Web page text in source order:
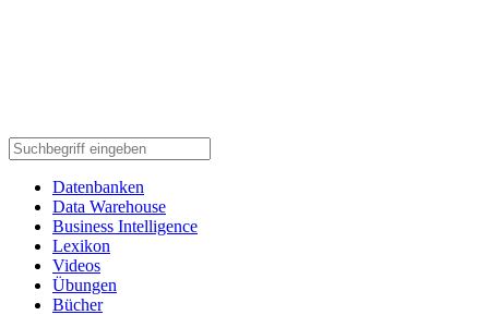
Datenbanken
Data Warehouse
Business Intelligence
Lexikon
Videos
Übungen
Bücher